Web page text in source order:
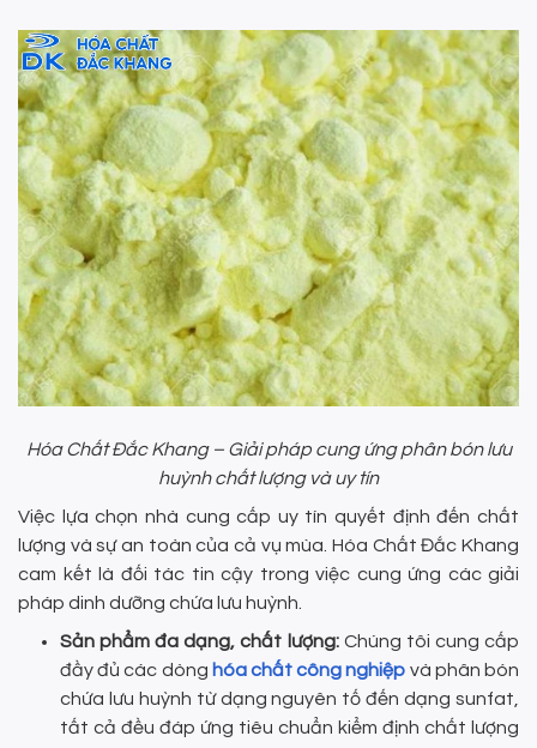
Hóa Chất Đắc Khang – Giải pháp cung ứng phân bón lưu
huỳnh chất lượng và uy tín
Việc lựa chọn nhà cung cấp uy tín quyết định đến chất
lượng và sự an toàn của cả vụ mùa. Hóa Chất Đắc Khang
cam kết là đối tác tin cậy trong việc cung ứng các giải
pháp dinh dưỡng chứa lưu huỳnh.
Sản phẩm đa dạng, chất lượng: Chúng tôi cung cấp
đầy đủ các dòng hóa chất công nghiệp và phân bón
chứa lưu huỳnh từ dạng nguyên tố đến dạng sunfat,
tất cả đều đáp ứng tiêu chuẩn kiểm định chất lượng